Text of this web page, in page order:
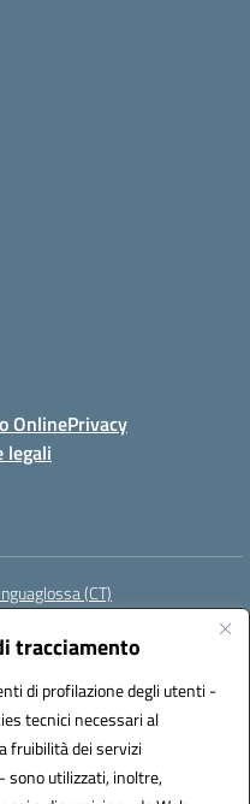
tracciamento
di profilazione degli utenti -
tecnici necessari al
fruibilità dei servizi
sono utilizzati, inoltre,
OnlinePrivacy
legali
(CT)
(IPA): istsc_CTIC83200R